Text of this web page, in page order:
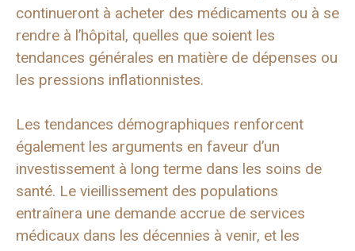
continueront à acheter des médicaments ou à se
rendre à l’hôpital, quelles que soient les
tendances générales en matière de dépenses ou
les pressions inflationnistes.
Les tendances démographiques renforcent
également les arguments en faveur d’un
investissement à long terme dans les soins de
santé. Le vieillissement des populations
entraînera une demande accrue de services
médicaux dans les décennies à venir, et les